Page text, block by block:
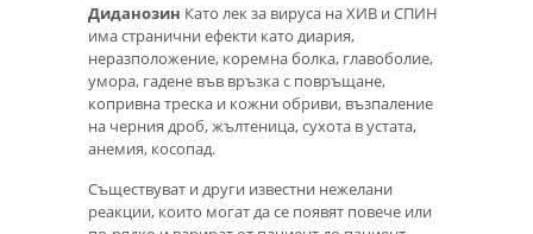
Диданозин Като лек за вируса на ХИВ и СПИН
има странични ефекти като диария,
неразположение, коремна болка, главоболие,
умора, гадене във връзка с повръщане,
копривна треска и кожни обриви, възпаление
на черния дроб, жълтеница, сухота в устата,
анемия, косопад.
Съществуват и други известни нежелани
реакции, които могат да се появят повече или